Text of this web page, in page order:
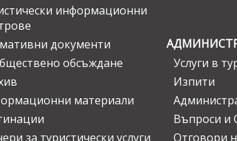
информационни
документи
обсъждане
материали
за туристически услуги
Услуги в
Изпити
Въпроси и
Отговори